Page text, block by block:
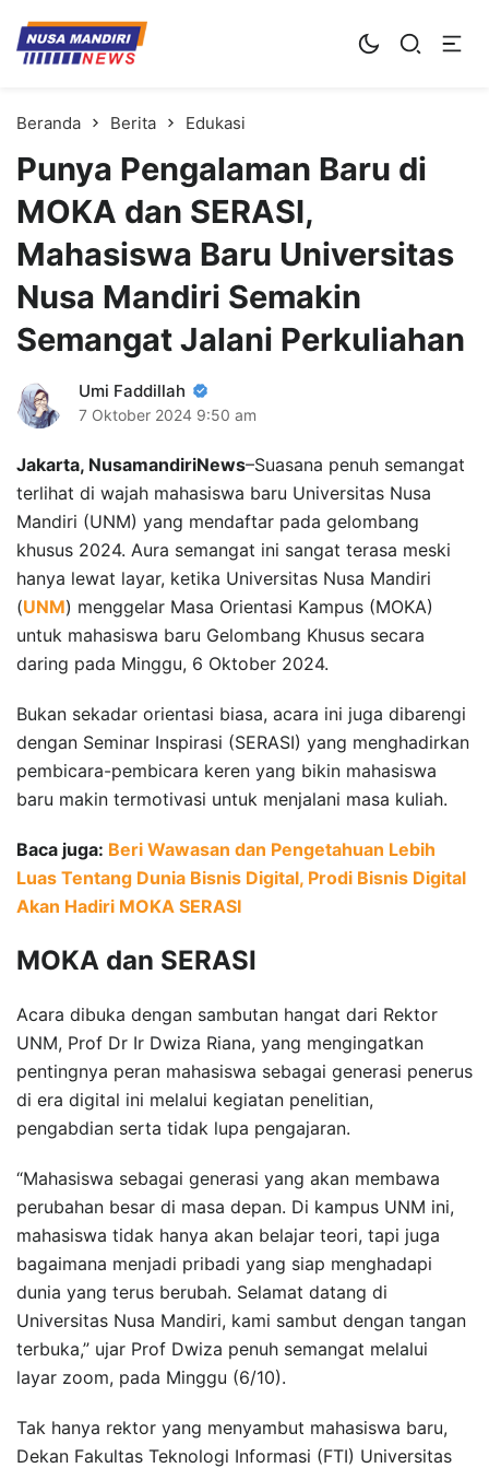
Kampus Digital Bisnis
Universitas Nusa Mandiri
Beranda Berita Edukasi
Punya Pengalaman Baru di
MOKA dan SERASI,
Mahasiswa Baru Universitas
Nusa Mandiri Semakin
Semangat Jalani Perkuliahan
Umi Faddillah
7 Oktober 2024 9:50 am
Jakarta, NusamandiriNews–Suasana penuh semangat
terlihat di wajah mahasiswa baru Universitas Nusa
Mandiri (UNM) yang mendaftar pada gelombang
khusus 2024. Aura semangat ini sangat terasa meski
hanya lewat layar, ketika Universitas Nusa Mandiri
(UNM) menggelar Masa Orientasi Kampus (MOKA)
untuk mahasiswa baru Gelombang Khusus secara
daring pada Minggu, 6 Oktober 2024.
Bukan sekadar orientasi biasa, acara ini juga dibarengi
dengan Seminar Inspirasi (SERASI) yang menghadirkan
pembicara-pembicara keren yang bikin mahasiswa
baru makin termotivasi untuk menjalani masa kuliah.
Baca juga: Beri Wawasan dan Pengetahuan Lebih
Luas Tentang Dunia Bisnis Digital, Prodi Bisnis Digital
Akan Hadiri MOKA SERASI
MOKA dan SERASI
Acara dibuka dengan sambutan hangat dari Rektor
UNM, Prof Dr Ir Dwiza Riana, yang mengingatkan
pentingnya peran mahasiswa sebagai generasi penerus
di era digital ini melalui kegiatan penelitian,
pengabdian serta tidak lupa pengajaran.
“Mahasiswa sebagai generasi yang akan membawa
perubahan besar di masa depan. Di kampus UNM ini,
mahasiswa tidak hanya akan belajar teori, tapi juga
bagaimana menjadi pribadi yang siap menghadapi
dunia yang terus berubah. Selamat datang di
Universitas Nusa Mandiri, kami sambut dengan tangan
terbuka,” ujar Prof Dwiza penuh semangat melalui
layar zoom, pada Minggu (6/10).
Tak hanya rektor yang menyambut mahasiswa baru,
Dekan Fakultas Teknologi Informasi (FTI) Universitas